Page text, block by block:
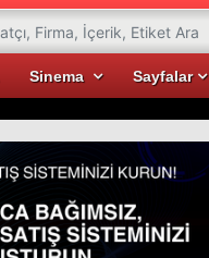
Sinema Sayfalar